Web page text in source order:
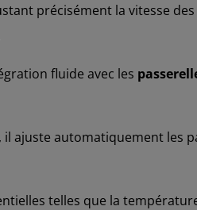
précisément la vitesse
fluide avec les
il ajuste automatiquement les
telles que la